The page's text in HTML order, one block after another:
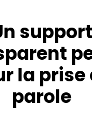
support
la prise
parole